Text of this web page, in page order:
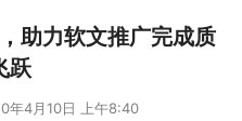
助力软文推广完成质
跃
年4月10日 上午8:40